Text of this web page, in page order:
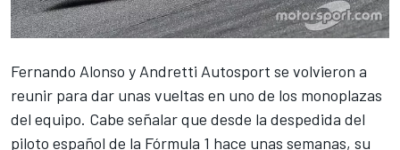
Fernando Alonso y Andretti Autosport se volvieron a
reunir para dar unas vueltas en uno de los monoplazas
del equipo. Cabe señalar que desde la despedida del
piloto español de la Fórmula 1 hace unas semanas, su